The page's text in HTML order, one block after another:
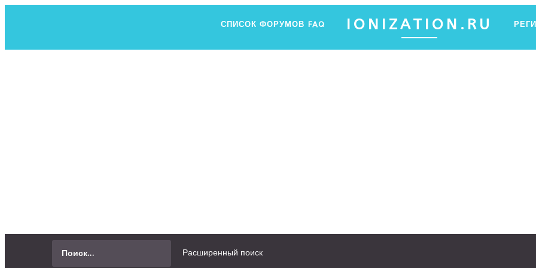
СПИСОК ФОРУМОВ FAQ IONIZATION.RU
Расширенный поиск